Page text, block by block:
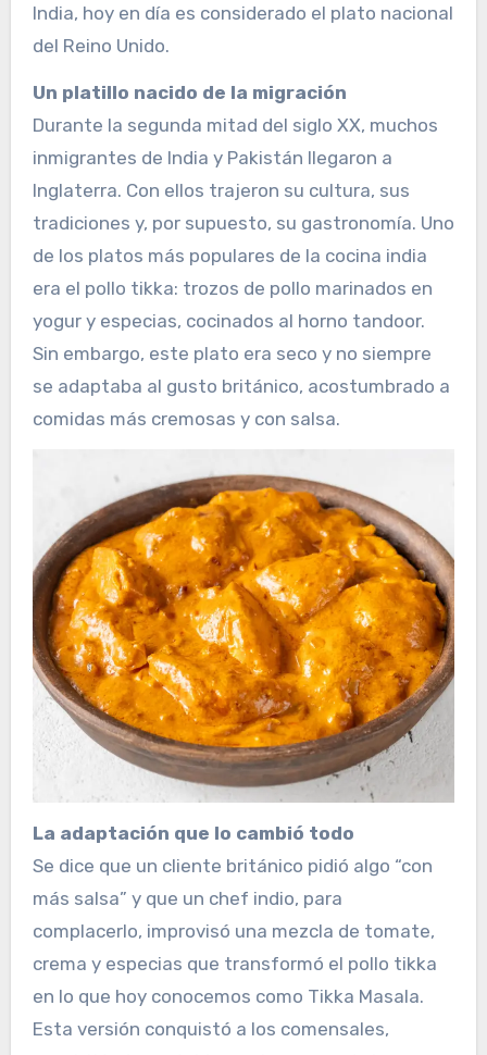
India, hoy en día es considerado el plato nacional
del Reino Unido.
Un platillo nacido de la migración
Durante la segunda mitad del siglo XX, muchos
inmigrantes de India y Pakistán llegaron a
Inglaterra. Con ellos trajeron su cultura, sus
tradiciones y, por supuesto, su gastronomía. Uno
de los platos más populares de la cocina india
era el pollo tikka: trozos de pollo marinados en
yogur y especias, cocinados al horno tandoor.
Sin embargo, este plato era seco y no siempre
se adaptaba al gusto británico, acostumbrado a
comidas más cremosas y con salsa.
La adaptación que lo cambió todo
Se dice que un cliente británico pidió algo “con
más salsa” y que un chef indio, para
complacerlo, improvisó una mezcla de tomate,
crema y especias que transformó el pollo tikka
en lo que hoy conocemos como Tikka Masala.
Esta versión conquistó a los comensales,